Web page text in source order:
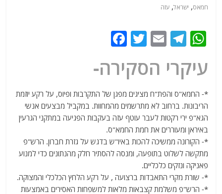
חמאס, ישראל,עזה
W
at
s
A
p
p
T
e
g
ra
m
E
ai
l
T
itt
er
c
e
b
o
o
k
עיקרי הסקירה-
*- החמא"ס והפת"ח מציגים מפגן של התקרבות ופיוס, על רקע יוזמת
הריבונות. ברחוב לא מתרשמים מהמחוות. במקביל מבצעים אנשי
הגא"פ ירי רקטות לעבר עוטף עזה בעקבות הפגיעה במתקני הגרעין
באיראן ומעוררים את חמת החמא"ס.
*- הקורונה ממשיכה להכות באיו"ש בדגש על גזרת חברון. הרש"פ
מתקשה לשלוט בתופעה, ומנסה להסתיר חלק מהנתונים כדי למנוע
פאניקה ונזקים כלכליים.
*- שורת מקרי התאבדות ברצועה , על רקע הלחץ הכלכלי והמצוקה.
*- הרש"פ משלמת קצבאות מלאות למשפחות האסירים באמצעות